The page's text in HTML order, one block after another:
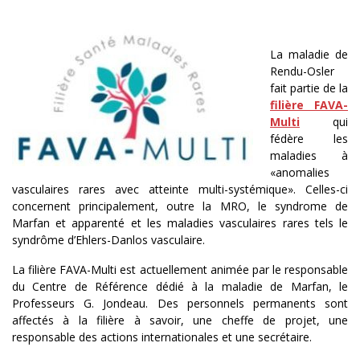
La maladie de
Rendu-Osler
fait partie de la
filière FAVA-
Multi qui
fédère les
maladies à
«anomalies
vasculaires rares avec atteinte multi-systémique». Celles-ci
concernent principalement, outre la MRO, le syndrome de
Marfan et apparenté et les maladies vasculaires rares tels le
syndrôme d’Ehlers-Danlos vasculaire.
La filière FAVA-Multi est actuellement animée par le responsable
du Centre de Référence dédié à la maladie de Marfan, le
Professeurs G. Jondeau. Des personnels permanents sont
affectés à la filière à savoir, une cheffe de projet, une
responsable des actions internationales et une secrétaire.